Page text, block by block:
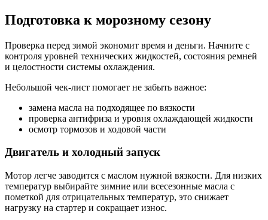
Подготовка к морозному сезону
Проверка перед зимой экономит время и деньги. Начните с
контроля уровней технических жидкостей, состояния ремней
и целостности системы охлаждения.
Небольшой чек-лист помогает не забыть важное:
замена масла на подходящее по вязкости
проверка антифриза и уровня охлаждающей жидкости
осмотр тормозов и ходовой части
Двигатель и холодный запуск
Мотор легче заводится с маслом нужной вязкости. Для низких
температур выбирайте зимние или всесезонные масла с
пометкой для отрицательных температур, это снижает
нагрузку на стартер и сокращает износ.